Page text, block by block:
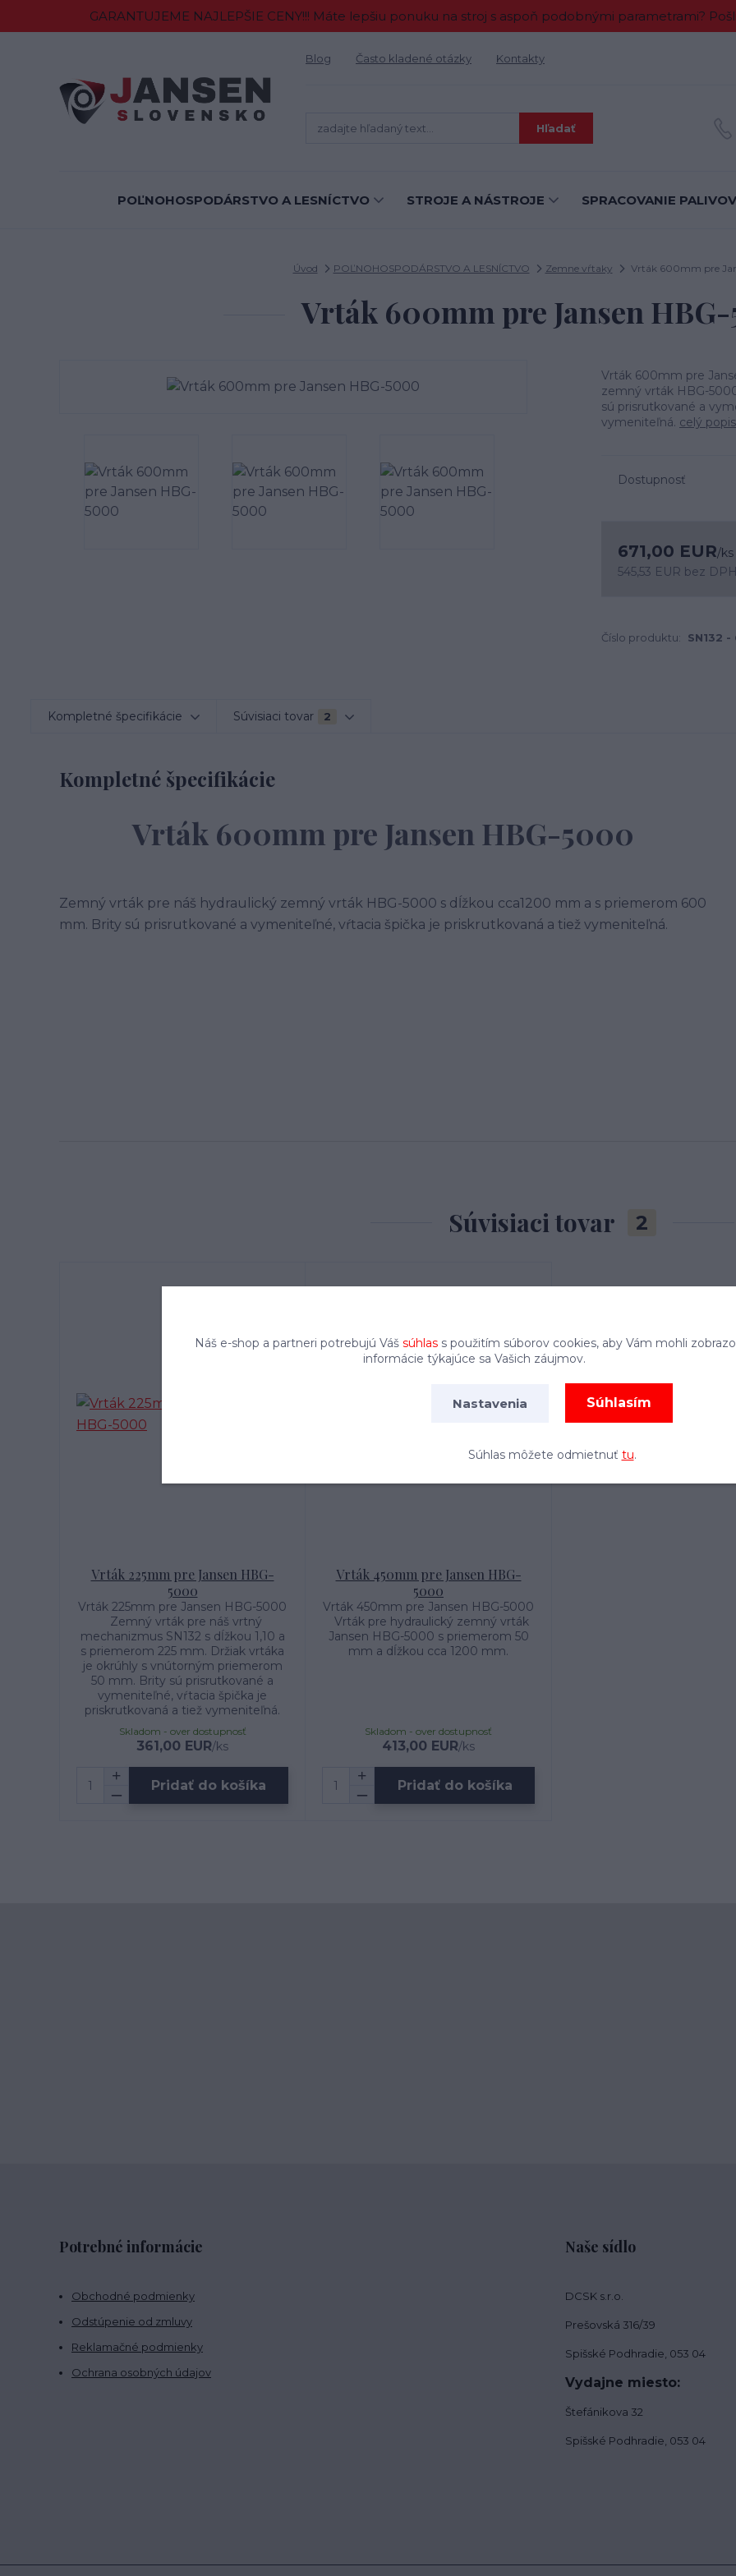
GARANTUJEME NAJLEPŠIE CENY!!! Máte lepšiu ponuku na stroj s aspoň podobnými parametrami?
Blog Často kladené otázky Kontakty
Hľadať
POĽNOHOSPODÁRSTVO A LESNÍCTVO STROJE A NÁSTROJE SPRACOVANIE
Úvod POĽNOHOSPODÁRSTVO A LESNÍCTVO Zemne vŕtaky Vrták 600mm pre
Vrták 600mm pre Jansen
Vrták 600mm pre
zemný vrták HBG-
sú prisrutkované a
vymeniteľná. celý popis
Dostupnosť
671,00 EUR/ks
545,53 EUR bez
Číslo produktu: SN132
Kompletné špecifikácie Súvisiaci tovar 2
Kompletné špecifikácie
Vrták 600mm pre Jansen HBG-5000
Zemný vrták pre náš hydraulický zemný vrták HBG-5000 s dĺžkou cca1200 mm a s priemerom 600
mm. Brity sú prisrutkované a vymeniteľné, vŕtacia špička je priskrutkovaná a tiež vymeniteľná.
Súvisiaci tovar 2
Vrták 225mm pre Jansen HBG-
5000
Vrták 225mm pre Jansen HBG-5000
Zemný vrták pre náš vrtný
mechanizmus SN132 s dĺžkou 1,10 a
s priemerom 225 mm. Držiak vrtáka
je okrúhly s vnútorným priemerom
50 mm. Brity sú prisrutkované a
vymeniteľné, vŕtacia špička je
priskrutkovaná a tiež vymeniteľná.
361,00 EUR/ks
Skladom - over dostupnosť
Pridať do košíka
Vrták 450mm pre Jansen HBG-
5000
Vrták 450mm pre Jansen HBG-5000
Vrták pre hydraulický zemný vrták
Jansen HBG-5000 s priemerom 50
mm a dĺžkou cca 1200 mm.
413,00 EUR/ks
Skladom - over dostupnosť
Pridať do košíka
Potrebné informácie
Obchodné podmienky
Odstúpenie od zmluvy
Reklamačné podmienky
Ochrana osobných údajov
Naše sídlo
DCSK s.r.o.
Prešovská 316/39
Spišské Podhradie, 053 04
Vydajne miesto:
Štefánikova 32
Spišské Podhradie, 053 04
Náš e-shop a partneri potrebujú Váš súhlass použitím súborov cookies, aby Vám mohli
informácie týkajúce sa Vašich záujmov.
Nastavenia Súhlasím
Súhlas môžete odmietnuť tu.